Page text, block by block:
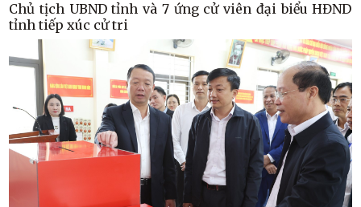
Chủ tịch UBND tỉnh và 7 ứng cử viên đại biểu HĐND
tỉnh tiếp xúc cử tri